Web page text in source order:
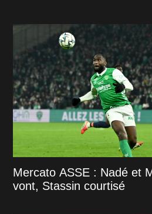
Mercato ASSE : Nadé et
vont, Stassin courtisé